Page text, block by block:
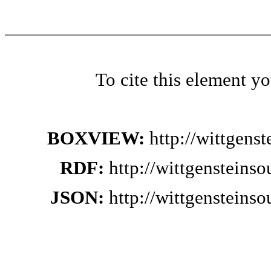
To cite this element
BOXVIEW: http://
RDF: http://
JSON: http://